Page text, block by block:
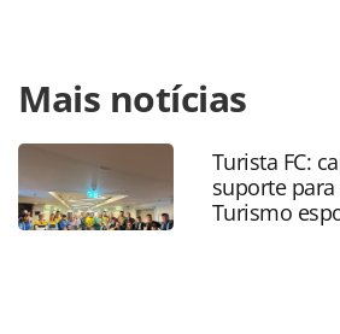
https://www.panrotas.com.br/
corp-encerra-inscricoes-do-
domingo-4_182625.html ou as
página. Todo o conteúdo produzido
Editora é protegido pela legislação
autoral. Não reproduza o conteúdo
Mais notícias
Turista FC:
suporte
Turismo